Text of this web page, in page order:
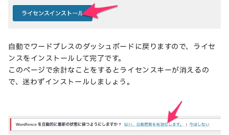
自動でワードプレスのダッシュボードに戻りますので、ライセ
ンスをインストールして完了です。
このページで余計なことをするとライセンスキーが消えるの
で、迷わずインストールしましょう。